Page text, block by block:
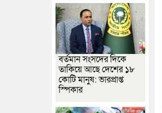
বর্তমান সংসদের দিকে
তাকিয়ে আছে দেশের ১৮
কোটি মানুষ: ভারপ্রাপ্ত
স্পিকার